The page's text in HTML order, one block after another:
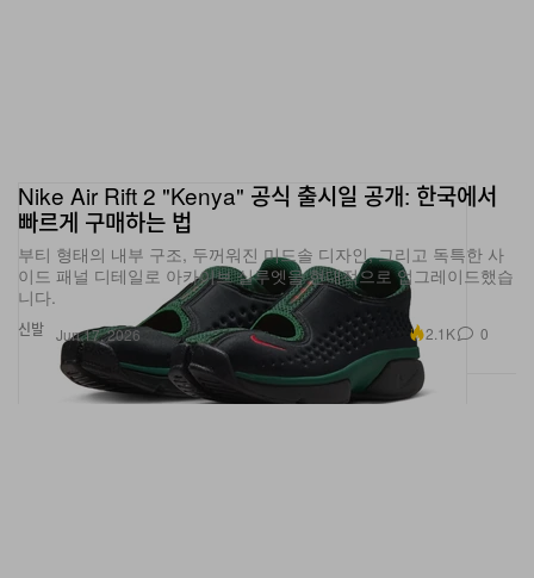
신발
Nike Air Rift 2 "Kenya" 공식 출시일 공개: 한국에서
빠르게 구매하는 법
부티 형태의 내부 구조, 두꺼워진 미드솔 디자인, 그리고 독특한 사
이드 패널 디테일로 아카이브 실루엣을 현대적으로 업그레이드했습
니다.
Jun 17, 2026 2.1K 0